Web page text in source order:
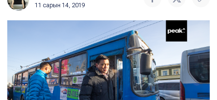
11 сарын 14, 2019